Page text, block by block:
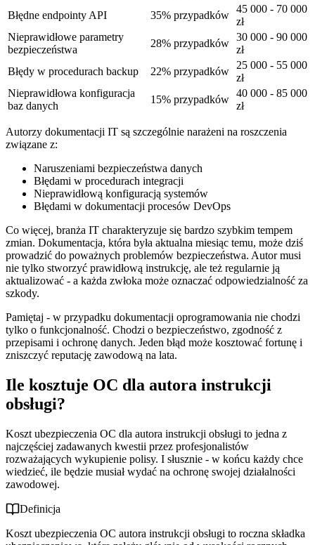
Błędne endpointy API
35% przypadków
45 000 - 70 000
zł
Nieprawidłowe parametry
bezpieczeństwa
28% przypadków
30 000 - 90 000
zł
Błędy w procedurach backup
22% przypadków
25 000 - 55 000
zł
Nieprawidłowa konfiguracja
baz danych
15% przypadków
40 000 - 85 000
zł
Autorzy dokumentacji IT są szczególnie narażeni na roszczenia
związane z:
Naruszeniami bezpieczeństwa danych
Błędami w procedurach integracji
Nieprawidłową konfiguracją systemów
Błędami w dokumentacji procesów DevOps
Co więcej, branża IT charakteryzuje się bardzo szybkim tempem
zmian. Dokumentacja, która była aktualna miesiąc temu, może dziś
prowadzić do poważnych problemów bezpieczeństwa. Autor musi
nie tylko stworzyć prawidłową instrukcję, ale też regularnie ją
aktualizować - a każda zwłoka może oznaczać odpowiedzialność za
szkody.
Pamiętaj - w przypadku dokumentacji oprogramowania nie chodzi
tylko o funkcjonalność. Chodzi o bezpieczeństwo, zgodność z
przepisami i ochronę danych. Jeden błąd może kosztować fortunę i
zniszczyć reputację zawodową na lata.
Ile kosztuje OC dla autora instrukcji
obsługi?
Koszt ubezpieczenia OC dla autora instrukcji obsługi to jedna z
najczęściej zadawanych kwestii przez profesjonalistów
rozważających wykupienie polisy. I słusznie - w końcu każdy chce
wiedzieć, ile będzie musiał wydać na ochronę swojej działalności
zawodowej.
Definicja
Koszt ubezpieczenia OC autora instrukcji obsługi to roczna składka